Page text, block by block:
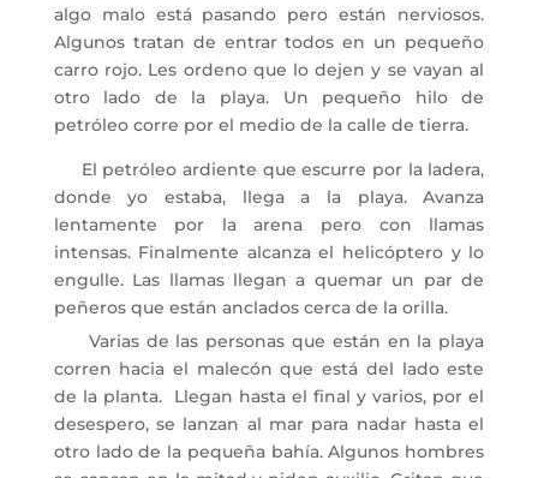
algo malo está pasando pero están nerviosos.
Algunos tratan de entrar todos en un pequeño
carro rojo. Les ordeno que lo dejen y se vayan al
otro lado de la playa. Un pequeño hilo de
petróleo corre por el medio de la calle de tierra.
El petróleo ardiente que escurre por la ladera,
donde yo estaba, llega a la playa. Avanza
lentamente por la arena pero con llamas
intensas. Finalmente alcanza el helicóptero y lo
engulle. Las llamas llegan a quemar un par de
peñeros que están anclados cerca de la orilla.
Varias de las personas que están en la playa
corren hacia el malecón que está del lado este
de la planta. Llegan hasta el final y varios, por el
desespero, se lanzan al mar para nadar hasta el
otro lado de la pequeña bahía. Algunos hombres